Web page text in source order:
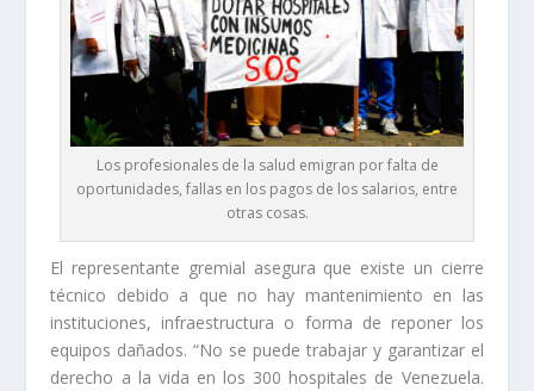
Los profesionales de la salud emigran por falta de
oportunidades, fallas en los pagos de los salarios, entre
otras cosas.
El representante gremial asegura que existe un cierre
técnico debido a que no hay mantenimiento en las
instituciones, infraestructura o forma de reponer los
equipos dañados. “No se puede trabajar y garantizar el
derecho a la vida en los 300 hospitales de Venezuela.